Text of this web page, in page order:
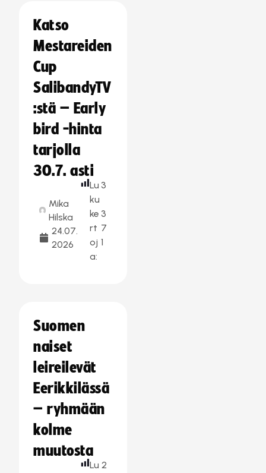
Katso
Mestareiden
Cup
SalibandyTV
:stä – Early
bird -hinta
tarjolla
30.7. asti
Mika
Hilska
24.07.
2026
Lu
ku
ke
rt
oj
a:
3
3
7
1
Suomen
naiset
leireilevät
Eerikkilässä
– ryhmään
kolme
muutosta
Lu 2